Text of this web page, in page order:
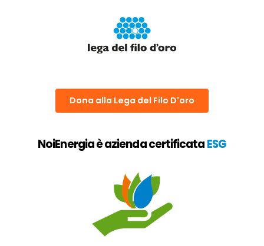
Dona alla Lega del Filo D'oro
NoiEnergia è azienda certificata ESG